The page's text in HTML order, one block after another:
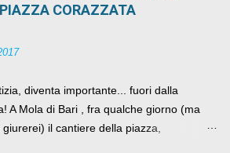
PIAZZA CORAZZATA
diventa importante... fuori dalla
A Mola di Bari , fra qualche giorno (ma
giurerei) il cantiere della piazza,